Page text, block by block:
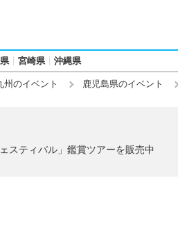
宮崎県 沖縄県
州のイベント 鹿児島県のイベント
スティバル」鑑賞ツアーを販売中